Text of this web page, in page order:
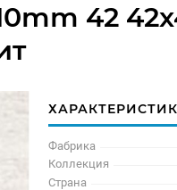
42
Фабрика
Коллекция
Страна